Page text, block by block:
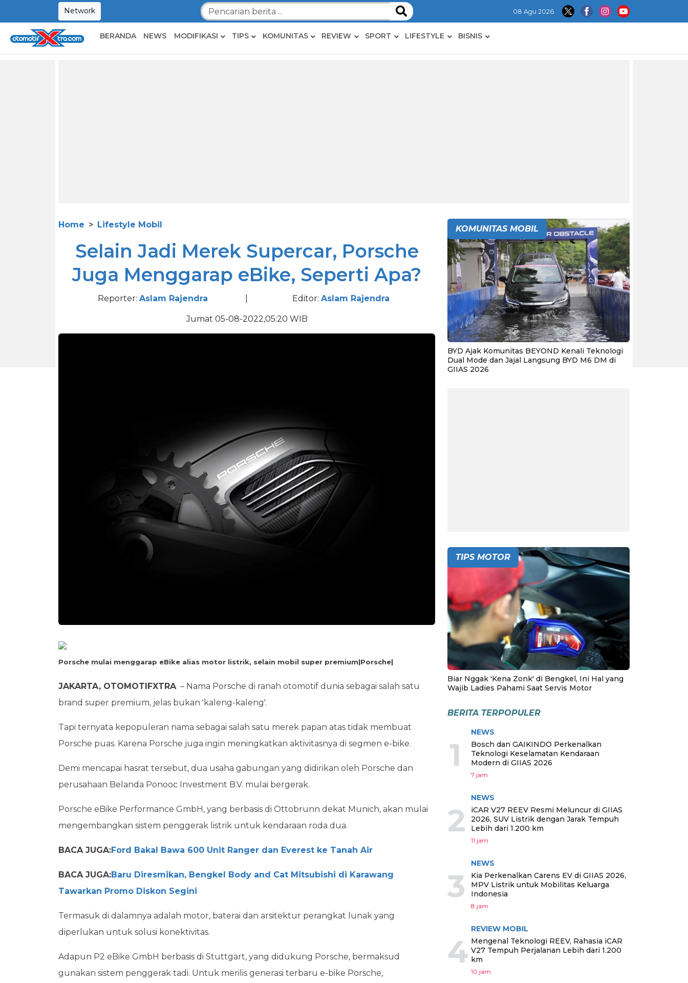
Network 08 Agu 2026
BERANDA NEWS MODIFIKASI TIPS KOMUNITAS REVIEW SPORT LIFESTYLE BISNIS
Home Lifestyle Mobil
Selain Jadi Merek Supercar, Porsche
Juga Menggarap eBike, Seperti Apa?
Reporter: Aslam Rajendra Editor: Aslam Rajendra
Jumat 05-08-2022,05:20 WIB
Porsche mulai menggarap eBike alias motor listrik, selain mobil super premium|Porsche|
JAKARTA, OTOMOTIFXTRA – Nama Porsche di ranah otomotif dunia sebagai salah satu
brand super premium, jelas bukan 'kaleng-kaleng'.
Tapi ternyata kepopuleran nama sebagai salah satu merek papan atas tidak membuat
Porsche puas. Karena Porsche juga ingin meningkatkan aktivitasnya di segmen e-bike.
Demi mencapai hasrat tersebut, dua usaha gabungan yang didirikan oleh Porsche dan
perusahaan Belanda Ponooc Investment B.V. mulai bergerak.
Porsche eBike Performance GmbH, yang berbasis di Ottobrunn dekat Munich, akan mulai
mengembangkan sistem penggerak listrik untuk kendaraan roda dua.
BACA JUGA:Ford Bakal Bawa 600 Unit Ranger dan Everest ke Tanah Air
BACA JUGA:Baru Diresmikan, Bengkel Body and Cat Mitsubishi di Karawang
Tawarkan Promo Diskon Segini
Termasuk di dalamnya adalah motor, baterai dan arsitektur perangkat lunak yang
diperlukan untuk solusi konektivitas.
Adapun P2 eBike GmbH berbasis di Stuttgart, yang didukung Porsche, bermaksud
gunakan sistem penggerak tadi. Untuk merilis generasi terbaru e-bike Porsche,
KOMUNITAS MOBIL
BYD Ajak Komunitas BEYOND Kenali Teknologi
Dual Mode dan Jajal Langsung BYD M6 DM di
GIIAS 2026
TIPS MOTOR
Biar Nggak 'Kena Zonk' di Bengkel, Ini Hal yang
Wajib Ladies Pahami Saat Servis Motor
BERITA TERPOPULER
1
NEWS
Bosch dan GAIKINDO Perkenalkan
Teknologi Keselamatan Kendaraan
Modern di GIIAS 2026
7 jam
2
NEWS
iCAR V27 REEV Resmi Meluncur di GIIAS
2026, SUV Listrik dengan Jarak Tempuh
Lebih dari 1.200 km
11 jam
3
NEWS
Kia Perkenalkan Carens EV di GIIAS 2026,
MPV Listrik untuk Mobilitas Keluarga
Indonesia
8 jam
4
REVIEW MOBIL
Mengenal Teknologi REEV, Rahasia iCAR
V27 Tempuh Perjalanan Lebih dari 1.200
km
10 jam